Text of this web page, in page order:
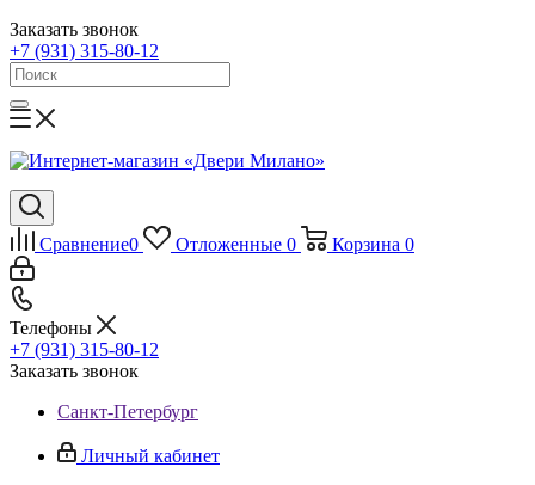
Заказать звонок
+7 (931) 315-80-12
Сравнение0 Отложенные 0 Корзина 0
Телефоны
+7 (931) 315-80-12
Заказать звонок
Санкт-Петербург
Личный кабинет